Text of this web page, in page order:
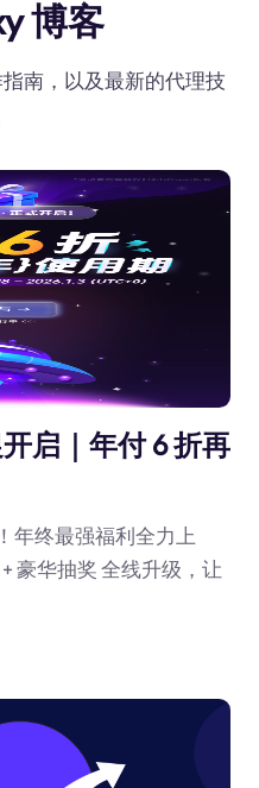
博客
南，以及最新的代理技
启｜年付 6 折再
年终最强福利全力上
豪华抽奖 全线升级，让